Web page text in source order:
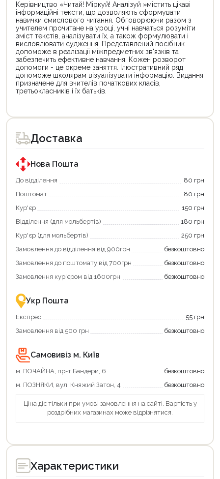
Керівництво «Читай! Міркуй! Аналізуй »містить цікаві
інформаційні тексти, що дозволяють сформувати
навички смислового читання. Обговорюючи разом з
учителем прочитане на уроці, учні навчаться розуміти
зміст текстів, аналізувати їх, а також формулювати і
висловлювати судження. Представлений посібник
допоможе в реалізації міжпредметних зв'язків та
забезпечить ефективне навчання. Кожен розворот
допомоги - це окреме заняття. Ілюстративний ряд
допоможе школярам візуалізувати інформацію. Видання
призначене для вчителів початкових класів,
третьокласників і їх батьків.
товар
для
покупки
державною
програмою
єКнига.
Використовуйте
карту
щоб
зекономити
та
отримати
переваги!
картою
єКнига
–
зручно
та
вигідно!
Доставка
Нова Пошта
До відділення
80 грн
Поштомат
80 грн
Кур'єр
150 грн
Відділення (для мольбертів)
180 грн
Кур'єр (для мольбертів)
250 грн
Замовлення до відділення від 900грн
безкоштовно
Замовлення до поштомату від 700грн
безкоштовно
Замовлення кур'єром від 1600грн
безкоштовно
Укр Пошта
Експрес
55 грн
Замовлення від 500 грн
безкоштовно
Самовивіз м. Київ
м. ПОЧАЙНА, пр-т Бандери, 6
безкоштовно
м. ПОЗНЯКИ, вул. Княжий Затон, 4
безкоштовно
Ціна діє тільки при умові замовлення на сайті. Вартість у
роздрібних магазинах може відрізнятися.
Характеристики